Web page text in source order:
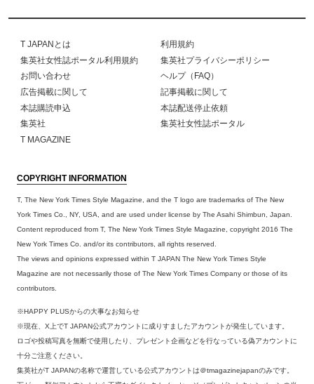
T JAPANとは
利用規約
集英社女性誌ポータル利用規約
集英社プライバシーポリシー
お問い合わせ
ヘルプ（FAQ）
広告掲載に関して
記事掲載に関して
本誌購読申込
本誌配送停止依頼
集英社
集英社女性誌ポータル
T MAGAZINE
COPYRIGHT INFORMATION
T, The New York Times Style Magazine, and the T logo are trademarks of The New
York Times Co., NY, USA, and are used under license by The Asahi Shimbun, Japan.
Content reproduced from T, The New York Times Style Magazine, copyright 2016 The
New York Times Co. and/or its contributors, all rights reserved.
The views and opinions expressed within T JAPAN The New York Times Style
Magazine are not necessarily those of The New York Times Company or those of its
contributors.
※HAPPY PLUSからの大事なお知らせ
※現在、X上でT JAPAN公式アカウントに成りすましたアカウントが発生しています。
ロゴや投稿写真を無断で使用したり、プレゼント企画などを行なっている偽アカウントに
十分ご注意ください。
集英社がT JAPANの名称で運営している公式アカウントは＠tmagazinejapanのみです。